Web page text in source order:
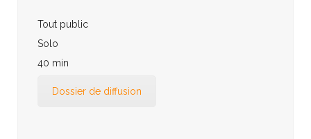
Tout public
Solo
40 min
Dossier de diffusion